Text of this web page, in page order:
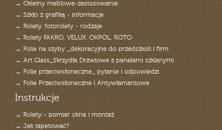
→ Okleiny meblowe-zastosowanie
→ Szkło z grafiką - informacje
→ Rolety, fotorolety - rodzaje
→ Rolety FAKRO, VELUX, OKPOL, ROTO
→ Folie na szyby _dekoracyjne do przedszkoli i firm
→ Art Glass_Skrzydła Drzwiowe z panelami szklanymi
→ Folie przeciwsłoneczne_ pytanie i odpowiedzi
→ Folie Przeciwsłoneczne i Antywłamaniowe
Instrukcje
→ Rolety - pomiar okna i montaż
→ Jak tapetować?